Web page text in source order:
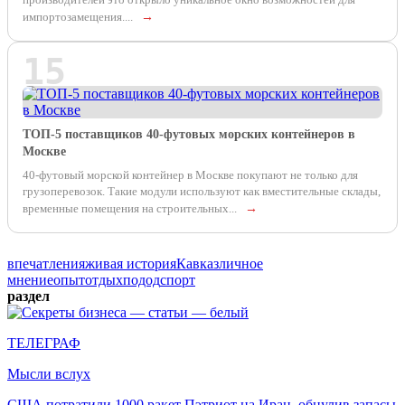
импортозамещения....
→
15
ТОП-5 поставщиков 40-футовых морских контейнеров в
Москве
40-футовый морской контейнер в Москве покупают не только для
грузоперевозок. Такие модули используют как вместительные склады,
временные помещения на строительных...
→
впечатленияживая историяКавказличное
мнениеопытотдыхпододспорт
раздел
ТЕЛЕГРАФ
Мысли вслух